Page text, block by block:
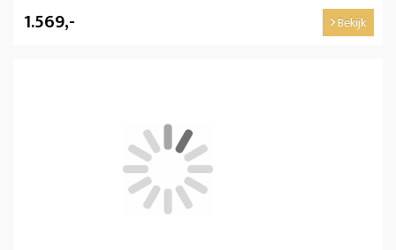
1.569,- Bekijk